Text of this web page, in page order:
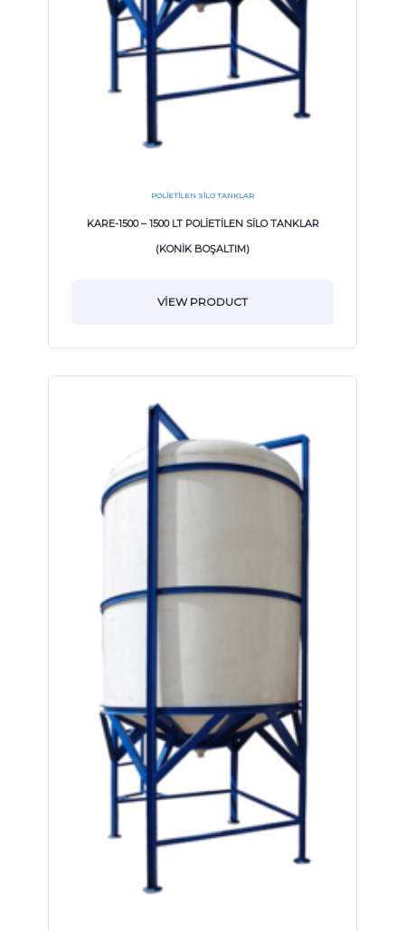
POLIETILEN SILO TANKLAR
KARE-1500 – 1500 LT POLİETİLEN SİLO TANKLAR
(KONİK BOŞALTIM)
VIEW PRODUCT